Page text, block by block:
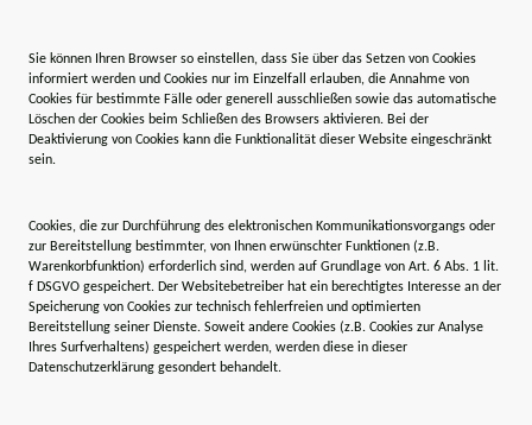
Sie können Ihren Browser so einstellen, dass Sie über das Setzen von Cookies
informiert werden und Cookies nur im Einzelfall erlauben, die Annahme von
Cookies für bestimmte Fälle oder generell ausschließen sowie das automatische
Löschen der Cookies beim Schließen des Browsers aktivieren. Bei der
Deaktivierung von Cookies kann die Funktionalität dieser Website eingeschränkt
sein.
Cookies, die zur Durchführung des elektronischen Kommunikationsvorgangs oder
zur Bereitstellung bestimmter, von Ihnen erwünschter Funktionen (z.B.
Warenkorbfunktion) erforderlich sind, werden auf Grundlage von Art. 6 Abs. 1 lit.
f DSGVO gespeichert. Der Websitebetreiber hat ein berechtigtes Interesse an der
Speicherung von Cookies zur technisch fehlerfreien und optimierten
Bereitstellung seiner Dienste. Soweit andere Cookies (z.B. Cookies zur Analyse
Ihres Surfverhaltens) gespeichert werden, werden diese in dieser
Datenschutzerklärung gesondert behandelt.